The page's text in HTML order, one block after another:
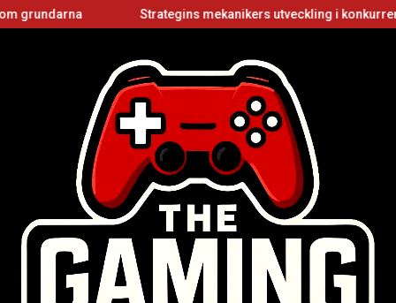
Strategins mekanikers utveckling i konkurrenskraftiga